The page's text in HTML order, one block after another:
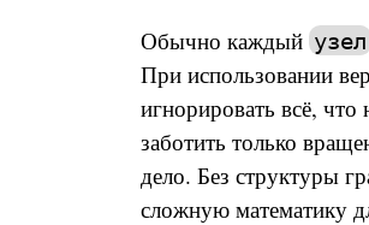
Обычно каждый узел
При использовании
игнорировать всё,
заботить только
дело. Без структуры
сложную математику